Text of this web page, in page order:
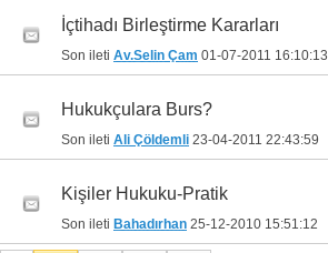
İçtihadı Birleştirme Kararları
Son ileti Av.Selin Çam 01-07-2011 16:10:13
Hukukçulara Burs?
Son ileti Ali Çöldemli 23-04-2011 22:43:59
Kişiler Hukuku-Pratik
Son ileti Bahadırhan 25-12-2010 15:51:12